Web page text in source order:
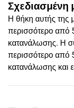
Σχεδιασμένη
Η θήκη αυτής της
περισσότερο από
κατανάλωσης. Η
περισσότερο από
κατανάλωσης και